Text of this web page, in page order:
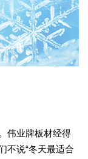
伟业牌板材经得
不说“冬天最适合